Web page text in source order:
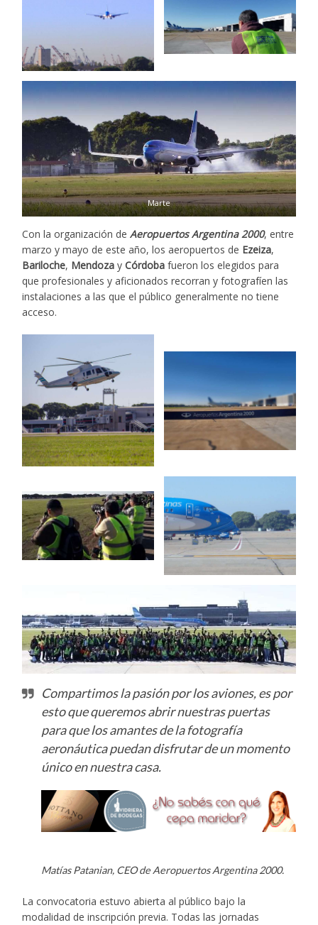
Marte
Con la organización deAeropuertos Argentina 2000, entre
marzo y mayo de este año, los aeropuertos de Ezeiza,
Bariloche, Mendoza yCórdoba fueron los elegidos para
que profesionales y aficionados recorran y fotografíen las
instalaciones a las que el público generalmente no tiene
acceso.
Compartimos la pasión por los aviones, es por
esto que queremos abrir nuestras puertas
para que los amantes de la fotografía
aeronáutica puedan disfrutar de un momento
único en nuestra casa.
Matías Patanian, CEO de Aeropuertos Argentina 2000.
La convocatoria estuvo abierta al público bajo la
modalidad de inscripción previa. Todas las jornadas